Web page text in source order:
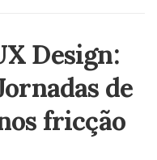
Design:
de
fricção